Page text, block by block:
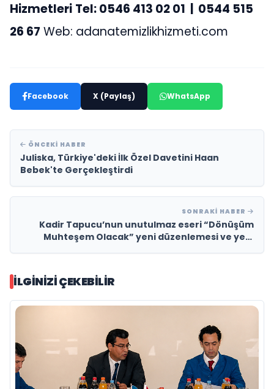
Hizmetleri Tel: 0546 413 02 01 | 0544 515
26 67 Web: adanatemizlikhizmeti.com
Facebook X (Paylaş) WhatsApp
ÖNCEKI HABER
Juliska, Türkiye'deki İlk Özel Davetini Haan
Bebek'te Gerçekleştirdi
SONRAKI HABER
Kadir Tapucu’nun unutulmaz eseri “Dönüşüm
Muhteşem Olacak” yeni düzenlemesi ve yeni
İLGINIZI ÇEKEBILIR